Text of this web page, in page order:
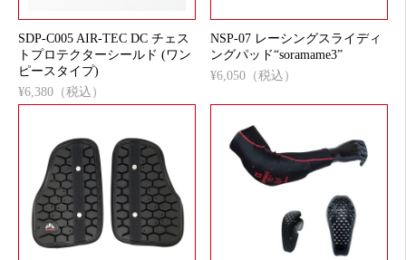
SDP-C005 AIR-TEC DC チェス
トプロテクターシールド (ワン
ピースタイプ)
¥6,380（税込）
NSP-07 レーシングスライディ
ングパッド“soramame3”
¥6,050（税込）